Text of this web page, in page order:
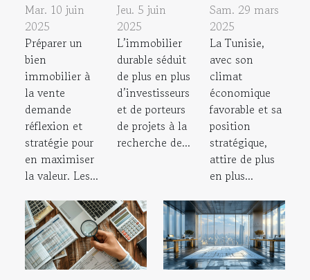
Mar. 10 juin
2025
Préparer un
bien
immobilier à
la vente
demande
réflexion et
stratégie pour
en maximiser
la valeur. Les...
Jeu. 5 juin
2025
L’immobilier
durable séduit
de plus en plus
d’investisseurs
et de porteurs
de projets à la
recherche de...
Sam. 29 mars
2025
La Tunisie,
avec son
climat
économique
favorable et sa
position
stratégique,
attire de plus
en plus...